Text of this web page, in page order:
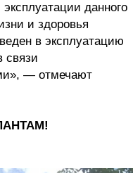
данного
и здоровья
в эксплуатацию
связи
— отмечают